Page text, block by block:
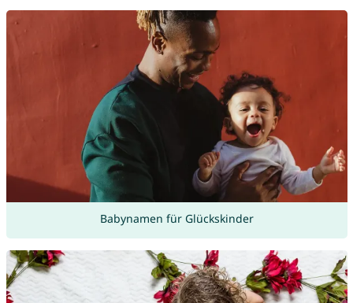
Babynamen für Glückskinder